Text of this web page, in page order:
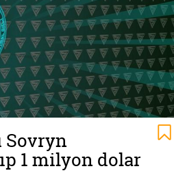
Sovryn
1 milyon dolar